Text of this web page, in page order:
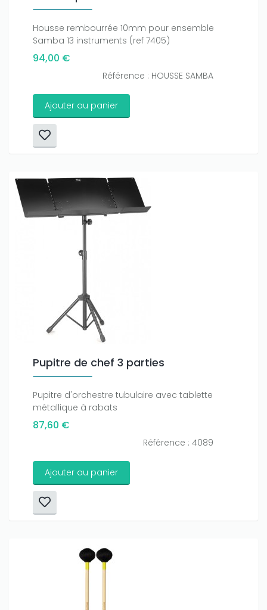
Housse rembourrée 10mm pour ensemble
Samba 13 instruments (ref 7405)
94,00 €
Référence : HOUSSE SAMBA
Ajouter au panier
Pupitre de chef 3 parties
Pupitre d'orchestre tubulaire avec tablette
métallique à rabats
87,60 €
Référence : 4089
Ajouter au panier